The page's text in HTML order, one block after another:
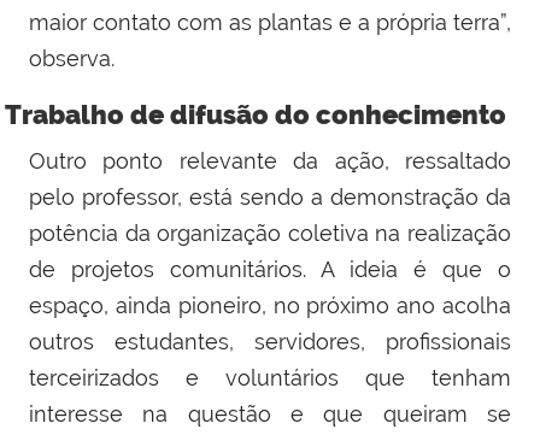
maior contato com as plantas e a própria terra”,
observa.
Trabalho de difusão do conhecimento
Outro ponto relevante da ação, ressaltado
pelo professor, está sendo a demonstração da
potência da organização coletiva na realização
de projetos comunitários. A ideia é que o
espaço, ainda pioneiro, no próximo ano acolha
outros estudantes, servidores, profissionais
terceirizados e voluntários que tenham
interesse na questão e que queiram se